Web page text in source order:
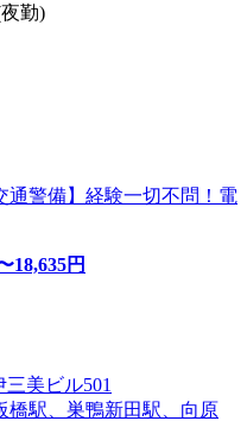
勤)
通警備】経験一切不問！電
18,635円
美ビル501
橋駅、巣鴨新田駅、向原